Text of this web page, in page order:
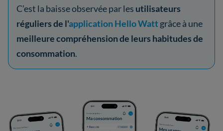
C’est la baisse observée par les utilisateurs
réguliers de l'application Hello Wattgrâce à une
meilleure compréhension de leurs habitudes de
consommation.